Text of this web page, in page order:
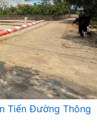
Tiến Đường Thông